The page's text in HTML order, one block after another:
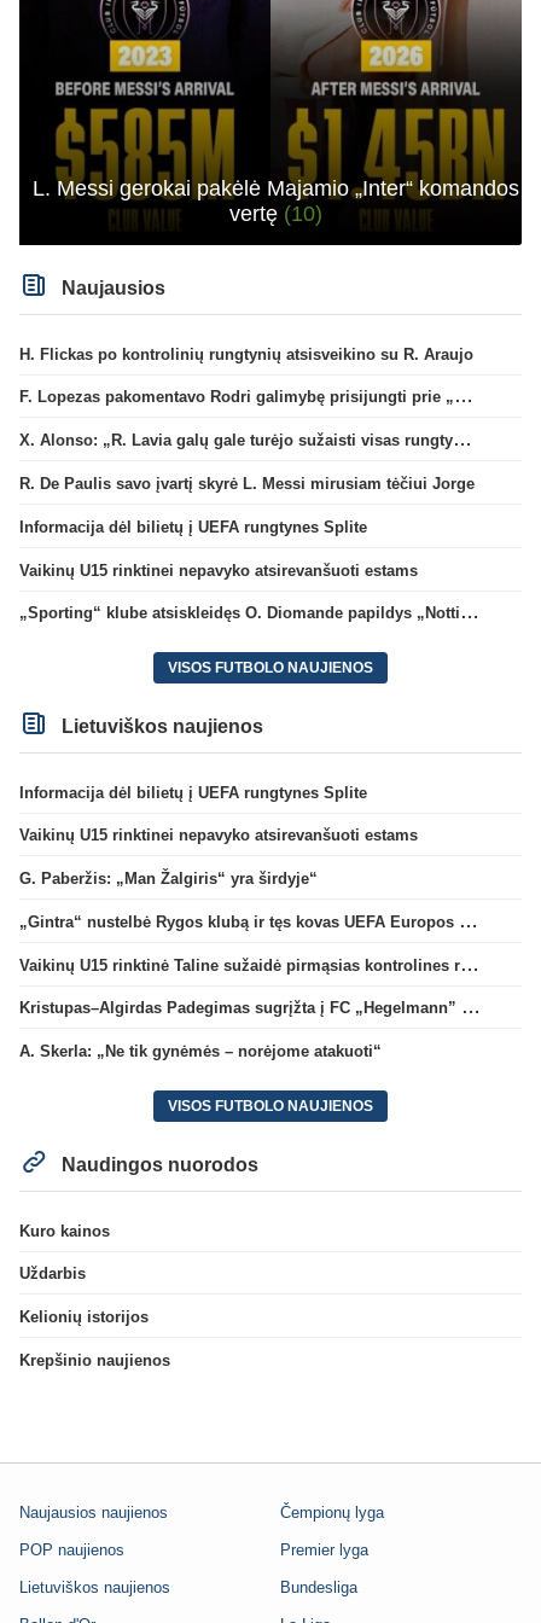
L. Messi gerokai pakėlė Majamio „Inter“ komandos
vertę (10)
Naujausios
H. Flickas po kontrolinių rungtynių atsisveikino su R. Araujo
F. Lopezas pakomentavo Rodri galimybę prisijungti prie „Barcelona“ ekipos
X. Alonso: „R. Lavia galų gale turėjo sužaisti visas rungtynes“
R. De Paulis savo įvartį skyrė L. Messi mirusiam tėčiui Jorge
Informacija dėl bilietų į UEFA rungtynes Splite
Vaikinų U15 rinktinei nepavyko atsirevanšuoti estams
„Sporting“ klube atsiskleidęs O. Diomande papildys „Nottingham“ gretas
VISOS FUTBOLO NAUJIENOS
Lietuviškos naujienos
Informacija dėl bilietų į UEFA rungtynes Splite
Vaikinų U15 rinktinei nepavyko atsirevanšuoti estams
G. Paberžis: „Man Žalgiris“ yra širdyje“
„Gintra“ nustelbė Rygos klubą ir tęs kovas UEFA Europos taurės atrankoje
Vaikinų U15 rinktinė Taline sužaidė pirmąsias kontrolines rungtynes
Kristupas–Algirdas Padegimas sugrįžta į FC „Hegelmann” B sudėtį
A. Skerla: „Ne tik gynėmės – norėjome atakuoti“
VISOS FUTBOLO NAUJIENOS
Naudingos nuorodos
Kuro kainos
Uždarbis
Kelionių istorijos
Krepšinio naujienos
Naujausios naujienos
POP naujienos
Lietuviškos naujienos
Čempionų lyga
Premier lyga
Bundesliga